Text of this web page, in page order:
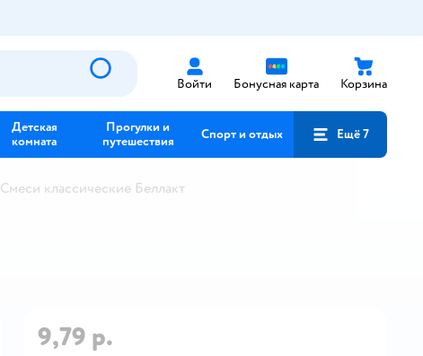
Войти Бонусная карта Корзина
Детская
комната
Прогулки и
путешествия
Спорт и отдых Ещё 7
Смеси классические Беллакт
9,79 р.